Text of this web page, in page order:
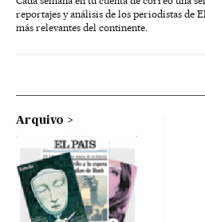
reportajes y análisis de los periodistas de
más relevantes del continente.
Arquivo